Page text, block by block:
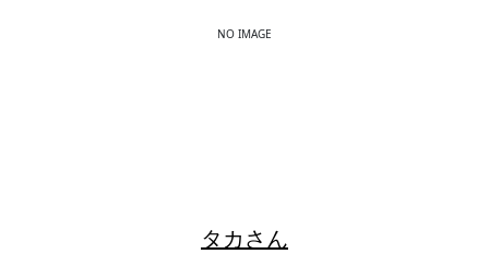
NO IMAGE
タカさん